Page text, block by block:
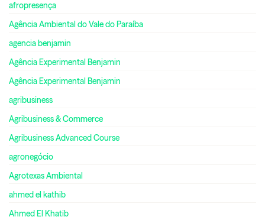
afropresença
Agência Ambiental do Vale do Paraíba
agencia benjamin
Agência Experimental Benjamin
Agência Experimental Benjamin
agribusiness
Agribusiness & Commerce
Agribusiness Advanced Course
agronegócio
Agrotexas Ambiental
ahmed el kathib
Ahmed El Khatib